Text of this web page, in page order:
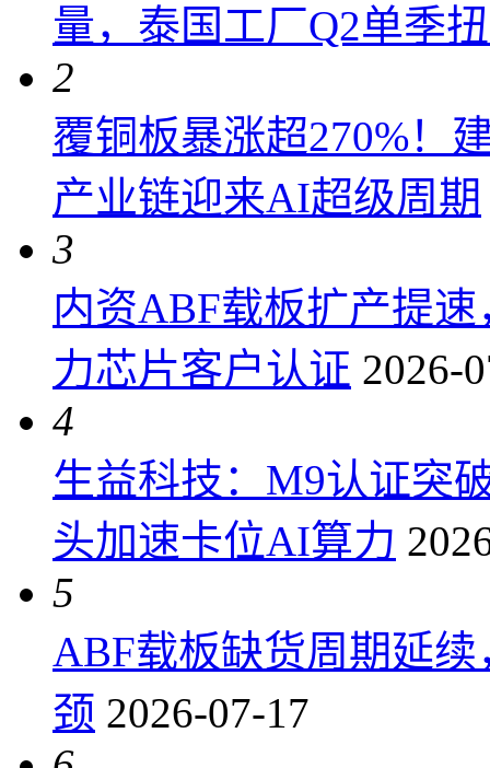
量，泰国工厂Q2单季
2
覆铜板暴涨超270%！
产业链迎来AI超级周期
3
内资ABF载板扩产提
力芯片客户认证 2026-
4
生益科技：M9认证突
头加速卡位AI算力
5
ABF载板缺货周期延
颈 2026-07-17